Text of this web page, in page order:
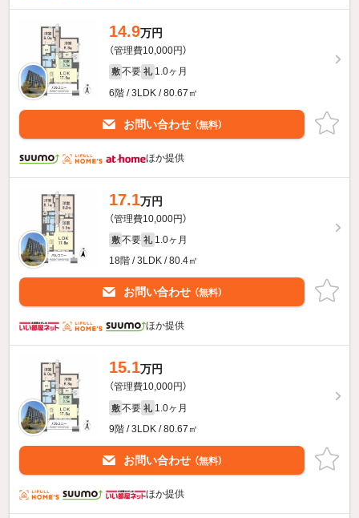
14.9万円
（管理費10,000円）
敷 不要 礼 1.0ヶ月
6階 / 3LDK / 80.67㎡
お問い合わせ （無料）
ほか提供
17.1万円
（管理費10,000円）
敷 不要 礼 1.0ヶ月
18階 / 3LDK / 80.4㎡
お問い合わせ （無料）
ほか提供
15.1万円
（管理費10,000円）
敷 不要 礼 1.0ヶ月
9階 / 3LDK / 80.67㎡
お問い合わせ （無料）
ほか提供